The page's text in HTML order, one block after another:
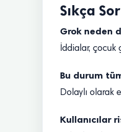
Sıkça
Grok neden
İddialar,
Bu durum
Dolaylı olarak
Kullanıcılar